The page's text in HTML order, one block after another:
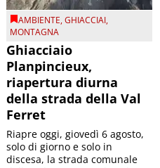
AMBIENTE,GHIACCIAI,
MONTAGNA
Ghiacciaio
Planpincieux,
riapertura diurna
della strada della Val
Ferret
Riapre oggi, giovedì 6 agosto,
solo di giorno e solo in
discesa, la strada comunale